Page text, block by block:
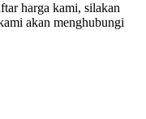
harga kami, silakan
akan menghubungi